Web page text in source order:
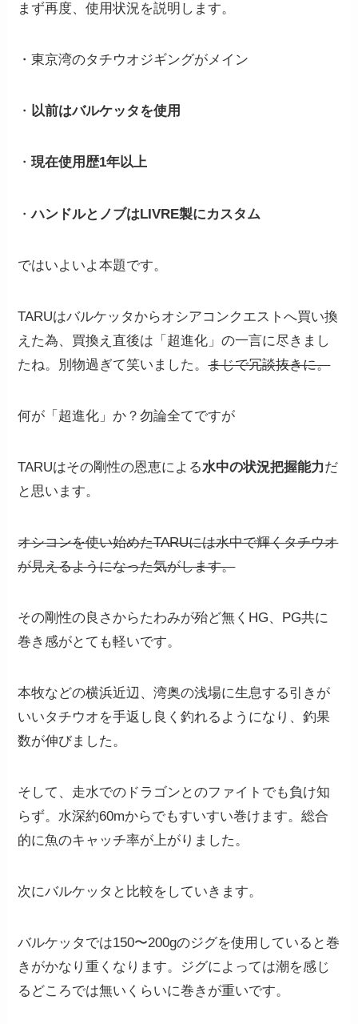
まず再度、使用状況を説明します。
・東京湾のタチウオジギングがメイン
・ 以前はバルケッタを使用
・現在使用歴1年以上
・ハンドルとノブはLIVRE製にカスタム
ではいよいよ本題です。
TARUはバルケッタからオシアコンクエストへ買い換
えた為、買換え直後は「超進化」の一言に尽きまし
たね。別物過ぎて笑いました。まじで冗談抜きに。
何が「超進化」か？勿論全てですが
TARUはその剛性の恩恵による水中の状況把握能力だ
と思います。
オシコンを使い始めたTARUには水中で輝くタチウオ
が見えるようになった気がします。
その剛性の良さからたわみが殆ど無くHG、PG共に
巻き感がとても軽いです。
本牧などの横浜近辺、湾奥の浅場に生息する引きが
いいタチウオを手返し良く釣れるようになり、釣果
数が伸びました。
そして、走水でのドラゴンとのファイトでも負け知
らず。水深約60mからでもすいすい巻けます。総合
的に魚のキャッチ率が上がりました。
次にバルケッタと比較をしていきます。
バルケッタでは150〜200gのジグを使用していると巻
きがかなり重くなります。ジグによっては潮を感じ
るどころでは無いくらいに巻きが重いです。